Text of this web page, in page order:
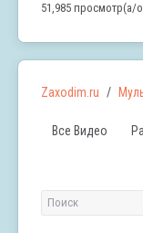
51,985 просмотр(а/
Zaxodim.ru
Все Видео
Поиск